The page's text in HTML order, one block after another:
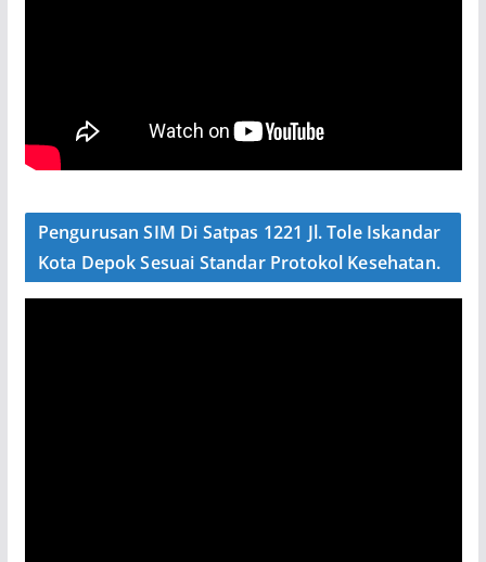
Pengurusan SIM Di Satpas 1221 Jl. Tole Iskandar
Kota Depok Sesuai Standar Protokol Kesehatan.